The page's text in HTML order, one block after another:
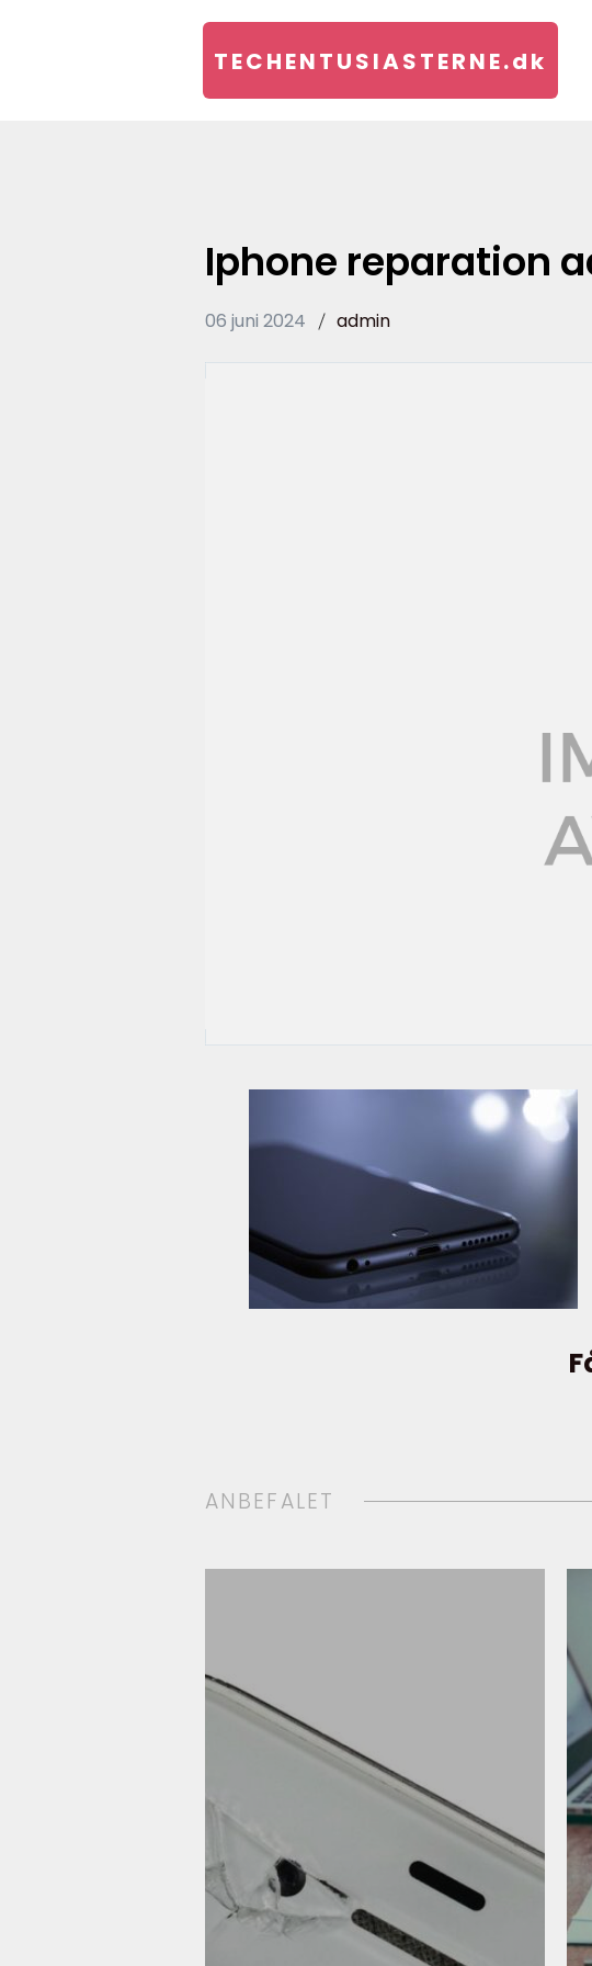
TECHENTUSIASTERNE.dk
Iphone reparation
06 juni 2024 admin
ANBEFALET